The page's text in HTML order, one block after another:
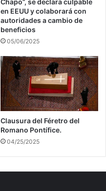
Chapo”, se declara culpable
en EEUU y colaborará con
autoridades a cambio de
beneficios
05/06/2025
Clausura del Féretro del
Romano Pontífice.
04/25/2025